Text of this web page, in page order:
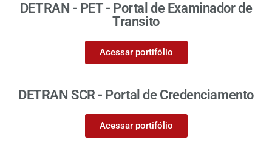
DETRAN - PET - Portal de Examinador de
Transito
Acessar portifólio
DETRAN SCR - Portal de Credenciamento
Acessar portifólio